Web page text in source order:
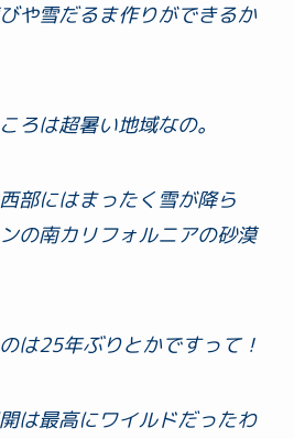
や雪だるま作りができるか
ろは超暑い地域なの。
部にはまったく雪が降ら
の南カリフォルニアの砂漠
は25年ぶりとかですって！
は最高にワイルドだったわ